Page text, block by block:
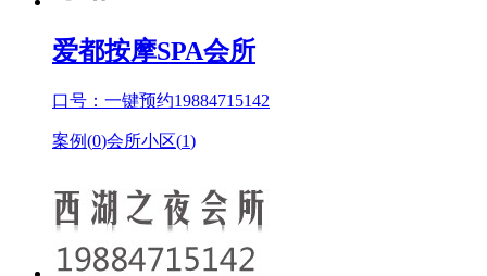
爱都按摩SPA会所
口号：一键预约19884715142
案例(0)会所小区(1)